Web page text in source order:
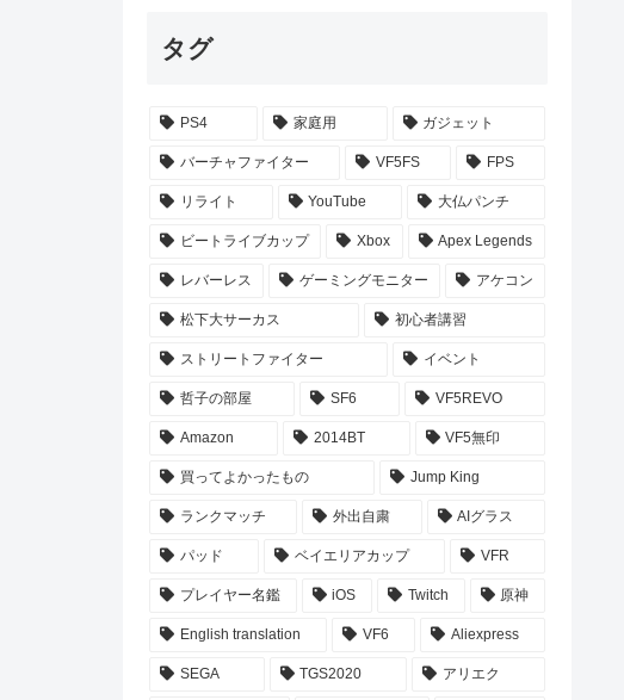
タグ
PS4 家庭用 ガジェット
バーチャファイター VF5FS FPS
リライト YouTube 大仏パンチ
ビートライブカップ Xbox Apex Legends
レバーレス ゲーミングモニター アケコン
松下大サーカス 初心者講習
ストリートファイター イベント
哲子の部屋 SF6 VF5REVO
Amazon 2014BT VF5無印
買ってよかったもの Jump King
ランクマッチ 外出自粛 AIグラス
パッド ベイエリアカップ VFR
プレイヤー名鑑 iOS Twitch 原神
English translation VF6 Aliexpress
SEGA TGS2020 アリエク